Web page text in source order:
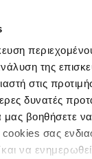
της
στις
δυνατές
μας βοηθήσετε
σας
να